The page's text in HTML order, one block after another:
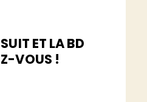
ET LA BD
VOUS !